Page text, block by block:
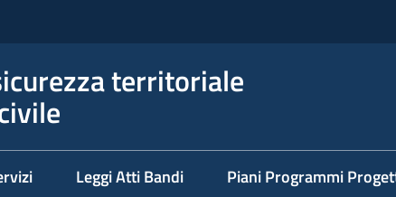
territoriale
Leggi Atti Bandi Piani Programmi